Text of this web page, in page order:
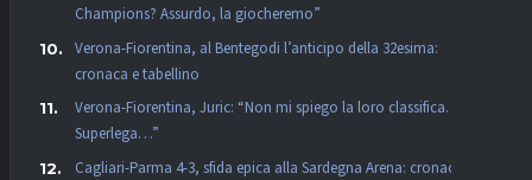
Champions? Assurdo, la giocheremo”
Verona-Fiorentina, al Bentegodi l’anticipo della 32esima:
cronaca e tabellino
Verona-Fiorentina, Juric: “Non mi spiego la loro classifica. La
Superlega…”
Cagliari-Parma 4-3, sfida epica alla Sardegna Arena: cronaca e